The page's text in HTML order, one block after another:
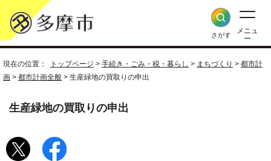
さがす
メニュ
ー
現在の位置： トップページ > 手続き・ごみ・税・暮らし > まちづくり > 都市計
画 > 都市計画全般 > 生産緑地の買取りの申出
生産緑地の買取りの申出